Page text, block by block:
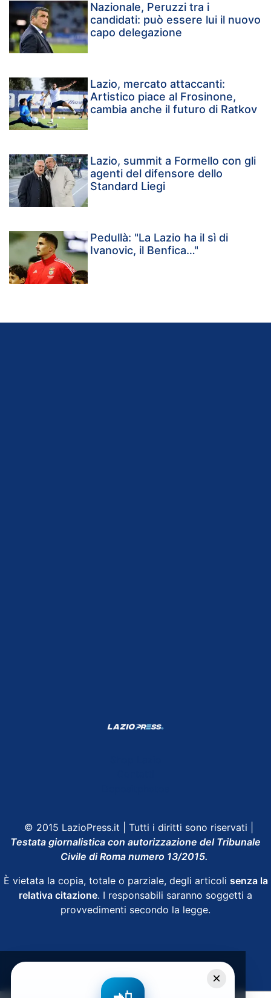
Nazionale, Peruzzi tra i
candidati: può essere lui il nuovo
capo delegazione
Lazio, mercato attaccanti:
Artistico piace al Frosinone,
cambia anche il futuro di Ratkov
Lazio, summit a Formello con gli
agenti del difensore dello
Standard Liegi
Pedullà: "La Lazio ha il sì di
Ivanovic, il Benfica…"
© 2015 LazioPress.it | Tutti i diritti sono riservati |
Testata giornalistica con autorizzazione del Tribunale
Civile di Roma numero 13/2015.
È vietata la copia, totale o parziale, degli articoli senza la
relativa citazione. I responsabili saranno soggetti a
provvedimenti secondo la legge.
×